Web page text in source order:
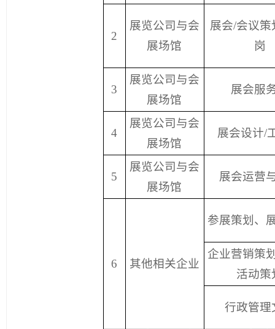
2
展览公司与会
展场馆
展会/会议策
岗
3
展览公司与会
展场馆
展会服
4
展览公司与会
展场馆
展会设计/
5
展览公司与会
展场馆
展会运营
6 其他相关企业
参展策划、
企业营销策
活动策
行政管理